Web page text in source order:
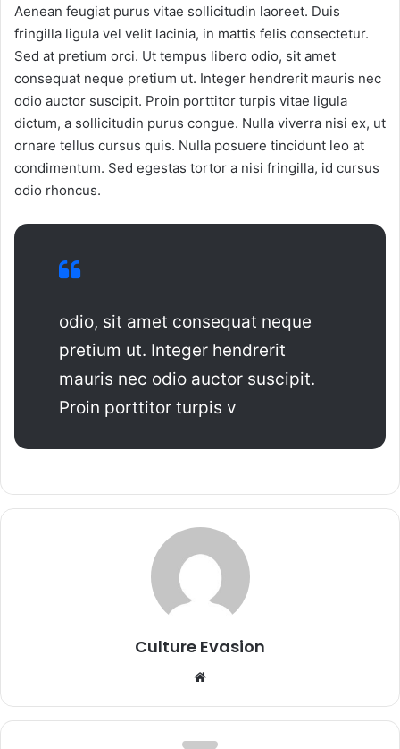
Aenean feugiat purus vitae sollicitudin laoreet. Duis
fringilla ligula vel velit lacinia, in mattis felis consectetur.
Sed at pretium orci. Ut tempus libero odio, sit amet
consequat neque pretium ut. Integer hendrerit mauris nec
odio auctor suscipit. Proin porttitor turpis vitae ligula
dictum, a sollicitudin purus congue. Nulla viverra nisi ex, ut
ornare tellus cursus quis. Nulla posuere tincidunt leo at
condimentum. Sed egestas tortor a nisi fringilla, id cursus
odio rhoncus.
odio, sit amet consequat neque
pretium ut. Integer hendrerit
mauris nec odio auctor suscipit.
Proin porttitor turpis v
Culture Evasion